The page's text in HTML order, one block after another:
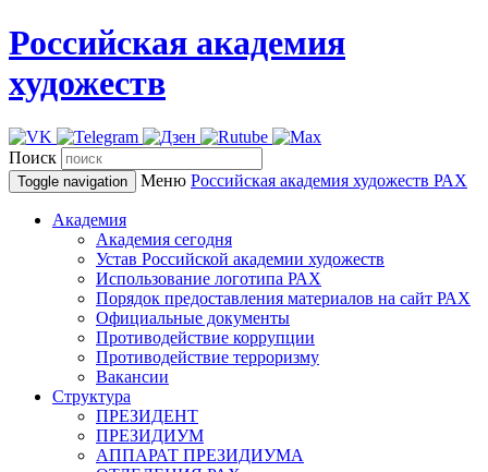
Российская академия
художеств
Поиск
Toggle navigation Меню Российская академия художеств РАХ
Академия
Академия сегодня
Устав Российской академии художеств
Использование логотипа РАХ
Порядок предоставления материалов на сайт РАХ
Официальные документы
Противодействие коррупции
Противодействие терроризму
Вакансии
Структура
ПРЕЗИДЕНТ
ПРЕЗИДИУМ
АППАРАТ ПРЕЗИДИУМА